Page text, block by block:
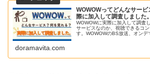
WOWOWってどんなサー
際に加入して調査しました。
WOWOWに実際に加入して調査
サービスなのか、視聴できるコ
す。WOWOWのBS放送、オンデ
doramavita.com